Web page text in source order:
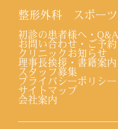
整形外科 スポーツ
初診の患者様へ・Q&A
お問い合わせ・ご予約
クリニックお知らせ
理事長挨拶・書籍案内
スタッフ募集
プライバシーポリシー
サイトマップ
会社案内